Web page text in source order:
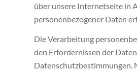
über unsere Internetseite in
personenbezogener Daten
Die Verarbeitung
den Erfordernissen der
Datenschutzbestimmungen.